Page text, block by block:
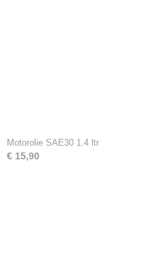
Motorolie SAE30 1.4 ltr
€ 15,90